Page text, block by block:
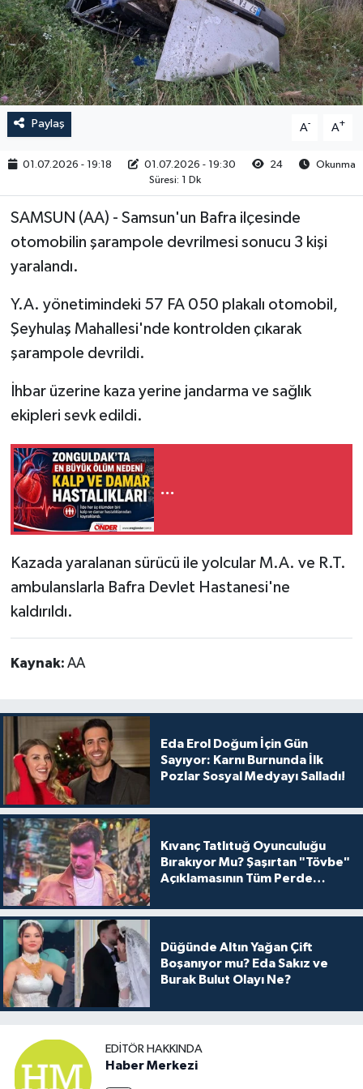
Paylaş A- A+
01.07.2026 - 19:18 01.07.2026 - 19:30 24
Okunma
Süresi: 1 Dk
SAMSUN (AA) - Samsun'un Bafra ilçesinde
otomobilin şarampole devrilmesi sonucu 3 kişi
yaralandı.
Y.A. yönetimindeki 57 FA 050 plakalı otomobil,
Şeyhulaş Mahallesi'nde kontrolden çıkarak
şarampole devrildi.
İhbar üzerine kaza yerine jandarma ve sağlık
ekipleri sevk edildi.
...
Kazada yaralanan sürücü ile yolcular M.A. ve R.T.
ambulanslarla Bafra Devlet Hastanesi'ne
kaldırıldı.
Kaynak: AA
Eda Erol Doğum İçin Gün
Sayıyor: Karnı Burnunda İlk
Pozlar Sosyal Medyayı Salladı!
Kıvanç Tatlıtuğ Oyunculuğu
Bırakıyor Mu? Şaşırtan "Tövbe"
Açıklamasının Tüm Perde
Düğünde Altın Yağan Çift
Boşanıyor mu? Eda Sakız ve
Burak Bulut Olayı Ne?
EDITÖR HAKKINDA
Haber Merkezi
RESMİ İLAN